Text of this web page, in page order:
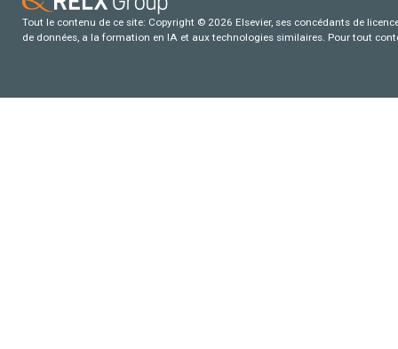
Tout le contenu de ce site: Copyright © 2026 Elsevier, ses concédants de
de données, a la formation en IA et aux technologies similaires. Pour tout